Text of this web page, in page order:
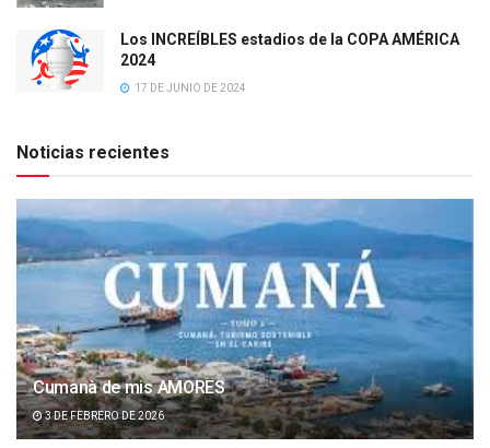
Los INCREÍBLES estadios de la COPA AMÉRICA
2024
17 DE JUNIO DE 2024
Noticias recientes
Cumanà de mis AMORES
3 DE FEBRERO DE 2026